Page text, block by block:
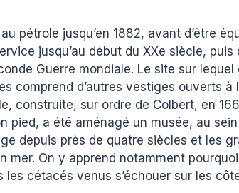
pétrole jusqu’en 1882, avant d’être
jusqu’au début du XXe siècle, puis
Guerre mondiale. Le site sur
comprend d’autres vestiges ouverts à
construite, sur ordre de Colbert, en
pied, a été aménagé un musée, au
depuis près de quatre siècles et les
mer. On y apprend notamment
cétacés venus s’échouer sur les